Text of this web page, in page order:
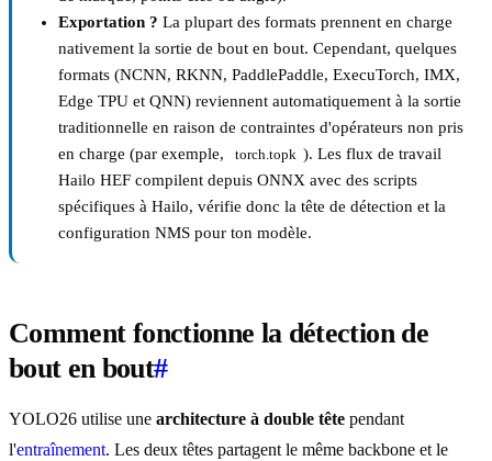
Exportation ? La plupart des formats prennent en charge
nativement la sortie de bout en bout. Cependant, quelques
formats (NCNN, RKNN, PaddlePaddle, ExecuTorch, IMX,
Edge TPU et QNN) reviennent automatiquement à la sortie
traditionnelle en raison de contraintes d'opérateurs non pris
en charge (par exemple,
torch.topk ). Les flux de travail
Hailo HEF compilent depuis ONNX avec des scripts
spécifiques à Hailo, vérifie donc la tête de détection et la
configuration NMS pour ton modèle.
Comment fonctionne la détection de
bout en bout#
YOLO26 utilise une architecture à double tête pendant
l'entraînement. Les deux têtes partagent le même backbone et le